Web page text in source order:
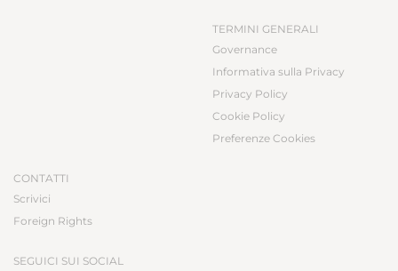
TERMINI GENERALI
Governance
Informativa sulla Privacy
Privacy Policy
Cookie Policy
Preferenze Cookies
CONTATTI
Scrivici
Foreign Rights
SEGUICI SUI SOCIAL